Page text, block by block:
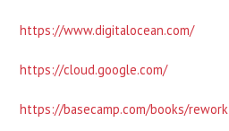
https://www.digitalocean.com/
https://cloud.google.com/
https://basecamp.com/books/rework